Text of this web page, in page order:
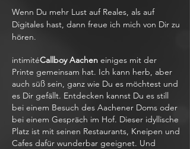
Wenn Du mehr Lust auf Reales, als auf
Digitales hast, dann freue ich mich von Dir zu
hören.
intimitéCallboy Aachen einiges mit der
Printe gemeinsam hat. Ich kann herb, aber
auch süß sein, ganz wie Du es möchtest und
es Dir gefällt. Entdecken kannst Du es still
bei einem Besuch des Aachener Doms oder
bei einem Gespräch im Hof. Dieser idyllische
Platz ist mit seinen Restaurants, Kneipen und
Cafes dafür wunderbar geeignet. Und